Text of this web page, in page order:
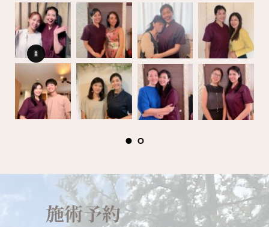
施術予約